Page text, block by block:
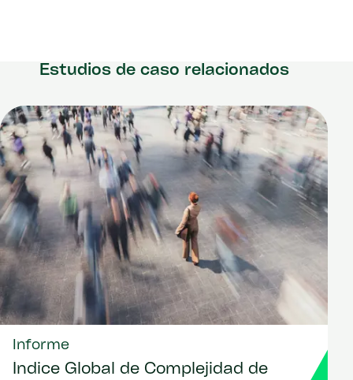
Estudios de caso relacionados
Informe
Índice Global de Complejidad de